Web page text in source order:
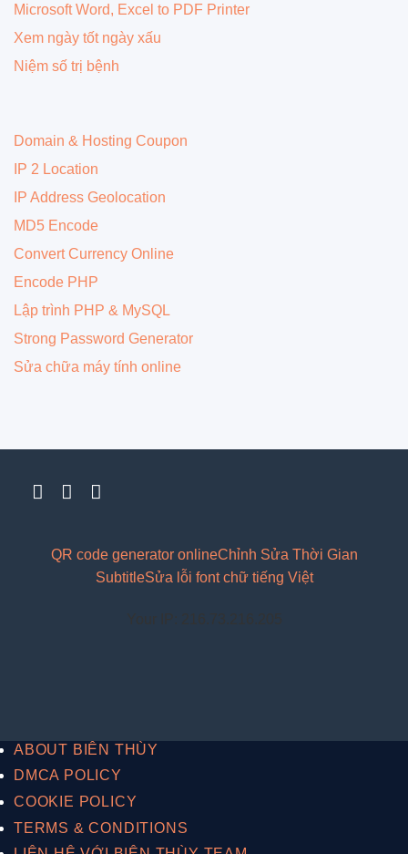
Microsoft Word, Excel to PDF Printer
Xem ngày tốt ngày xấu
Niệm số trị bệnh
Domain & Hosting Coupon
IP 2 Location
IP Address Geolocation
MD5 Encode
Convert Currency Online
Encode PHP
Lập trình PHP & MySQL
Strong Password Generator
Sửa chữa máy tính online
QR code generator onlineChỉnh Sửa Thời Gian
SubtitleSửa lỗi font chữ tiếng Việt
ABOUT BIÊN THÙY
DMCA POLICY
COOKIE POLICY
TERMS & CONDITIONS